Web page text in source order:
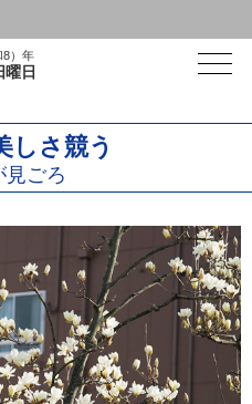
8）年
曜日
しさ競う
見ごろ